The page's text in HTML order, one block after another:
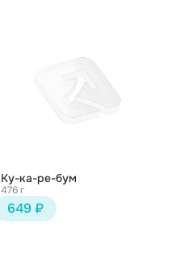
Ку-ка-ре-бум
476 г
649 ₽